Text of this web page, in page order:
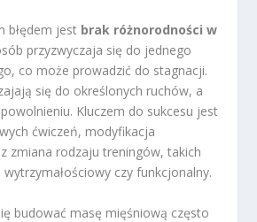
błędem jest brak różnorodności w
przyzwyczaja się do jednego
co może prowadzić do stagnacji.
się do określonych ruchów, a
Kluczem do sukcesu jest
ćwiczeń, modyfikacja
zmiana rodzaju treningów, takich
wytrzymałościowy czy funkcjonalny.
budować masę mięśniową często